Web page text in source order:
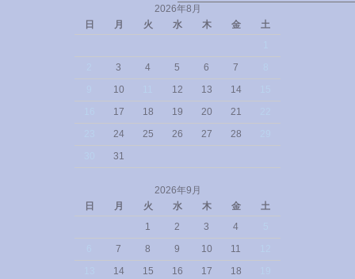
2026年8月
日
月 火 水 木 金
土
3 4 5 6 7
10 12 13 14
17 18 19 20 21
24 25 26 27 28
31
2026年9月
日
月 火 水 木 金
土
1
2 3 4
7 8 9 10 11
14 15 16 17 18